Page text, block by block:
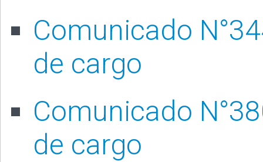
Comunicado
de cargo
Comunicado
de cargo